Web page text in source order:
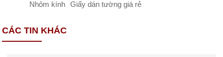
Nhôm kính
Giấy dán tường giá rẻ
CÁC TIN KHÁC